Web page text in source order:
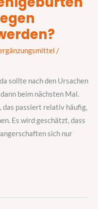
/
sollte nach den Ursachen
beim nächsten Mal.
das passiert relativ häufig,
Es wird geschätzt, dass
sich nur